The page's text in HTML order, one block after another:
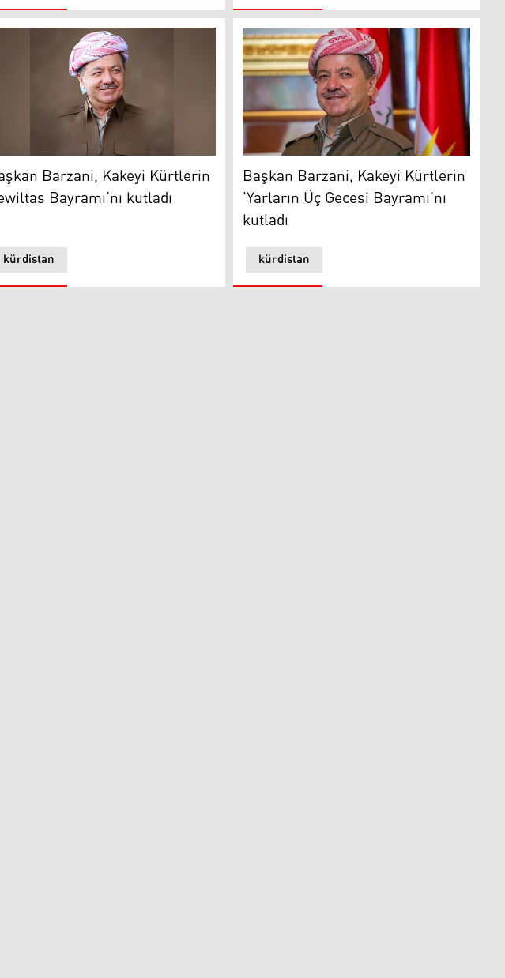
Barzani, Kakeyi Kürtlerin Qewiltas Bayramı’nı kutladı
kürdistan
Barzani, Kakeyi Kürtlerin
Bayramı’nı kutladı
Başkan Mesud Barzani
kürdistan
Başkan Barzani, Kakeyi Kürtlerin
'Yarların Üç Gecesi Bayramı’nı
kutladı